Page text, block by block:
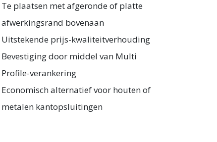
Te plaatsen met afgeronde of platte
afwerkingsrand bovenaan
Uitstekende prijs-kwaliteitverhouding
Bevestiging door middel van Multi
Profile-verankering
Economisch alternatief voor houten of
metalen kantopsluitingen